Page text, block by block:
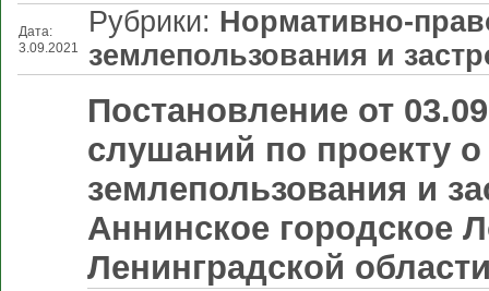
Дата:
3.09.2021
Рубрики: Нормативно-
землепользования и
Постановление от
слушаний по проекту
землепользования и
Аннинское городское
Ленинградской